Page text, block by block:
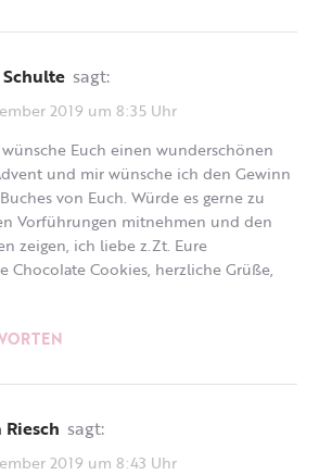
Schulte sagt:
2019 um 8:35 Uhr
Euch einen wunderschönen
und mir wünsche ich den Gewinn
von Euch. Würde es gerne zu
Vorführungen mitnehmen und den
zeigen, ich liebe z.Zt. Eure
Chocolate Cookies, herzliche Grüße,
Riesch sagt:
2019 um 8:43 Uhr